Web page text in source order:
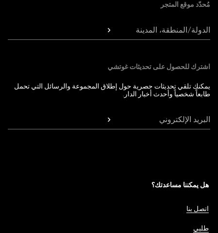
مُحدّد موقع المتجر
الدولة/المنطقة، المدينة
اشترك للحصول على تحديثات غوتشي
يمكنك تلقي تحديثات حصرية حول إطلاق المجموعة والرسائل التي تحمل
طابعاً شخصياً وأحدث أخبار الدار.
البريد الإلكتروني
هل يمكننا مساعدتك؟
اتصل بنا
طلبي